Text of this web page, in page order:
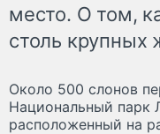
место. О том,
столь крупных
Около 500 слонов
Национальный парк
расположенный на